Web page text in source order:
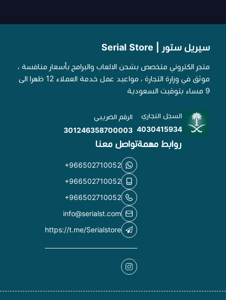
سيريل ستور | Serial Store
متجر الكتروني متخصص بشحن الالعاب والبرامج بأسعار منافسة ،
موثق في وزارة التجارة ، مواعيد عمل خدمة العملاء 12 ظهرا الى
9 مساء بتوقيت السعودية
السجل التجاري
4030415934
الرقم الضريبي
301246358700003
روابط مهمةتواصل معنا
+966502710052
+966502710052
+966502710052
info@serialst.com
https://t.me/Serialstore